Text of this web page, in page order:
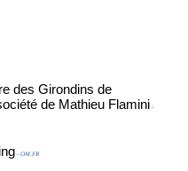
des Girondins de
de Mathieu Flamini -
- OM.FR